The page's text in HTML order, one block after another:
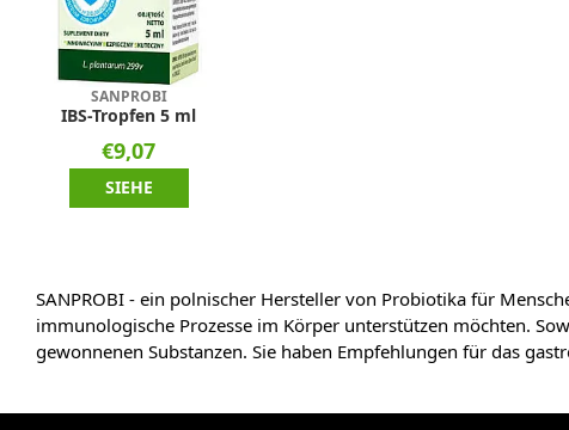
SANPROBI
IBS-Tropfen 5 ml
€9,07
SIEHE
SANPROBI - ein polnischer Hersteller von Probiotika für
immunologische Prozesse im Körper unterstützen möchten.
gewonnenen Substanzen. Sie haben Empfehlungen für das